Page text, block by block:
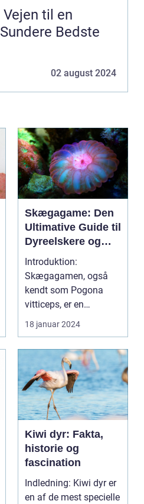
til en
Bedste
02 august 2024
Skægagame: Den
Ultimative Guide til
Dyreelskere og
Dyreejere
Introduktion:
Skægagamen, også
kendt som Pogona
vitticeps, er en
fascinerende
18 januar 2024
Kiwi dyr: Fakta,
historie og
fascination
Indledning: Kiwi dyr er
en af de mest specielle